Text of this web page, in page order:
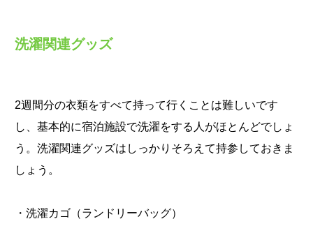
洗濯関連グッズ
2週間分の衣類をすべて持って行くことは難しいです
し、基本的に宿泊施設で洗濯をする人がほとんどでしょ
う。洗濯関連グッズはしっかりそろえて持参しておきま
しょう。
・洗濯カゴ（ランドリーバッグ）